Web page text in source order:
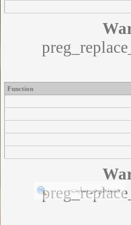
Function